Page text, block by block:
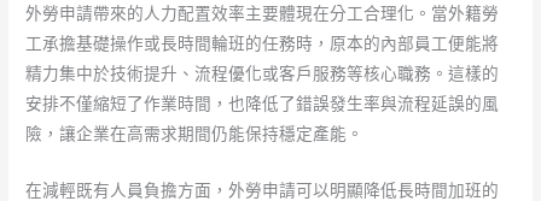
外勞申請帶來的人力配置效率主要體現在分工合理化。當外籍勞
工承擔基礎操作或長時間輪班的任務時，原本的內部員工便能將
精力集中於技術提升、流程優化或客戶服務等核心職務。這樣的
安排不僅縮短了作業時間，也降低了錯誤發生率與流程延誤的風
險，讓企業在高需求期間仍能保持穩定產能。
在減輕既有人員負擔方面，外勞申請可以明顯降低長時間加班的